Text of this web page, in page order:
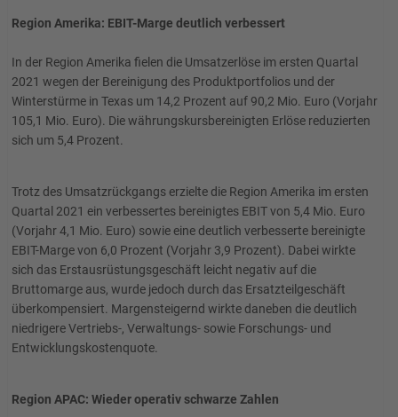
Region Amerika: EBIT-Marge deutlich verbessert
In der Region Amerika fielen die Umsatzerlöse im ersten Quartal
2021 wegen der Bereinigung des Produktportfolios und der
Winterstürme in Texas um 14,2 Prozent auf 90,2 Mio. Euro (Vorjahr
105,1 Mio. Euro). Die währungskursbereinigten Erlöse reduzierten
sich um 5,4 Prozent.
Trotz des Umsatzrückgangs erzielte die Region Amerika im ersten
Quartal 2021 ein verbessertes bereinigtes EBIT von 5,4 Mio. Euro
(Vorjahr 4,1 Mio. Euro) sowie eine deutlich verbesserte bereinigte
EBIT-Marge von 6,0 Prozent (Vorjahr 3,9 Prozent). Dabei wirkte
sich das Erstausrüstungsgeschäft leicht negativ auf die
Bruttomarge aus, wurde jedoch durch das Ersatzteilgeschäft
überkompensiert. Margensteigernd wirkte daneben die deutlich
niedrigere Vertriebs-, Verwaltungs- sowie Forschungs- und
Entwicklungskostenquote.
Region APAC: Wieder operativ schwarze Zahlen